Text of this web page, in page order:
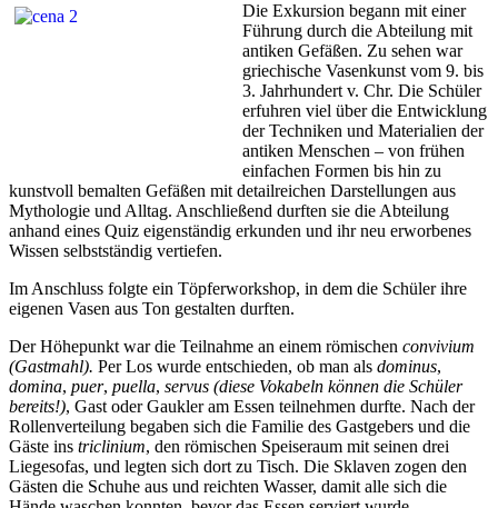
Die Exkursion begann mit einer
Führung durch die Abteilung mit
antiken Gefäßen. Zu sehen war
griechische Vasenkunst vom 9. bis
3. Jahrhundert v. Chr. Die Schüler
erfuhren viel über die Entwicklung
der Techniken und Materialien der
antiken Menschen – von frühen
einfachen Formen bis hin zu
kunstvoll bemalten Gefäßen mit detailreichen Darstellungen aus
Mythologie und Alltag. Anschließend durften sie die Abteilung
anhand eines Quiz eigenständig erkunden und ihr neu erworbenes
Wissen selbstständig vertiefen.
Im Anschluss folgte ein Töpferworkshop, in dem die Schüler ihre
eigenen Vasen aus Ton gestalten durften.
Der Höhepunkt war die Teilnahme an einem römischen convivium
(Gastmahl). Per Los wurde entschieden, ob man als dominus,
domina, puer, puella, servus (diese Vokabeln können die Schüler
bereits!), Gast oder Gaukler am Essen teilnehmen durfte. Nach der
Rollenverteilung begaben sich die Familie des Gastgebers und die
Gäste ins triclinium, den römischen Speiseraum mit seinen drei
Liegesofas, und legten sich dort zu Tisch. Die Sklaven zogen den
Gästen die Schuhe aus und reichten Wasser, damit alle sich die